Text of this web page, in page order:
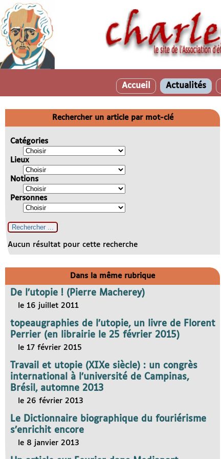
Accueil Actualités
Rechercher un article par mot-clé
Catégories
Lieux
Notions
Personnes
Aucun résultat pour cette recherche
Dans la même rubrique
De l’utopie ! (Pierre Macherey)
le 16 juillet 2011
topeaugraphies de l’utopie, un livre de Florent
Perrier (en librairie le 25 février 2015)
le 17 février 2015
Travail et utopie (XIXe siècle) : un congrès
international à l’université de Campinas,
Brésil, automne 2013
le 26 février 2013
Le Dictionnaire biographique du fouriérisme
s’enrichit encore
le 8 janvier 2013